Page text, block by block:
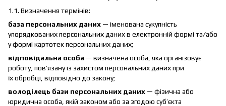
1.1. Визначення термінів:
база персональних даних — іменована сукупність
упорядкованих персональних даних в електронній формі та/або
у формі картотек персональних даних;
відповідальна особа — визначена особа, яка організовує
роботу, пов’язану із захистом персональних даних при
їх обробці, відповідно до закону;
володілець бази персональних даних — фізична або
юридична особа, якій законом або за згодою суб’єкта